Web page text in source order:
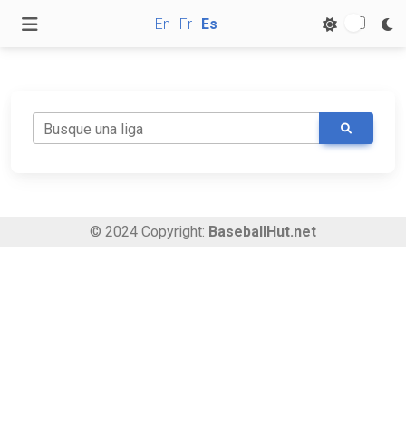
En Fr Es
Busque una liga
© 2024 Copyright: BaseballHut.net